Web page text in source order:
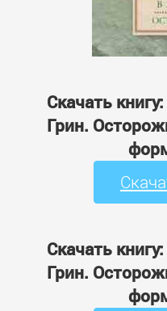
Скачать
Грин.
Скачать
Грин.